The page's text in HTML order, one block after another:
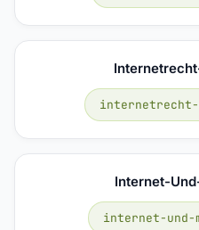
internetrecht-
Internet-
internet-und-